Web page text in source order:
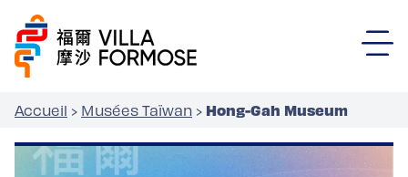
Accueil › Musées Taïwan › Hong-Gah Museum